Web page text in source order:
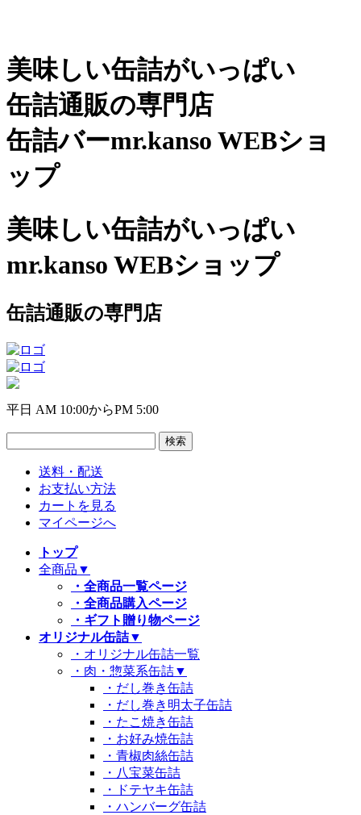
美味しい缶詰がいっぱい
缶詰通販の専門店
缶詰バーmr.kanso WEBショ
ップ
美味しい缶詰がいっぱい
mr.kanso WEBショップ
缶詰通販の専門店
平日 AM 10:00からPM 5:00
送料・配送
お支払い方法
カートを見る
マイページへ
トップ
全商品 ▼
・全商品一覧ページ
・全商品購入ページ
・ギフト贈り物ページ
オリジナル缶詰▼
・オリジナル缶詰一覧
・肉・惣菜系缶詰▼
・だし巻き缶詰
・だし巻き明太子缶詰
・たこ焼き缶詰
・お好み焼缶詰
・青椒肉絲缶詰
・八宝菜缶詰
・ドテヤキ缶詰
・ハンバーグ缶詰